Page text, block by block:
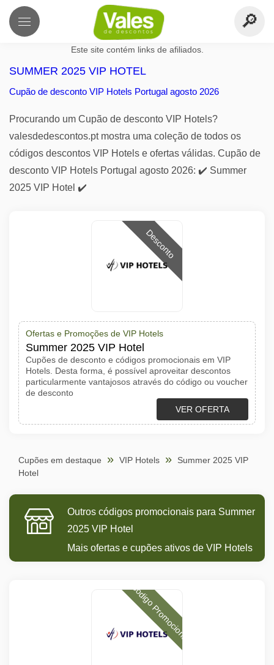
Este site contém links de afiliados.
SUMMER 2025 VIP HOTEL
Cupão de desconto VIP Hotels Portugal agosto 2026
Procurando um Cupão de desconto VIP Hotels?
valesdedescontos.pt mostra uma coleção de todos os
códigos descontos VIP Hotels e ofertas válidas. Cupão de
desconto VIP Hotels Portugal agosto 2026: ✔️ Summer
2025 VIP Hotel ✔️
Desconto
Ofertas e Promoções de VIP Hotels
Summer 2025 VIP Hotel
Cupões de desconto e códigos promocionais em VIP
Hotels. Desta forma, é possível aproveitar descontos
particularmente vantajosos através do código ou voucher
de desconto
VER OFERTA
Cupões em destaque VIP Hotels
Summer 2025 VIP
Hotel
Outros códigos promocionais para Summer
2025 VIP Hotel
Mais ofertas e cupões ativos de VIP Hotels
Código Promocional